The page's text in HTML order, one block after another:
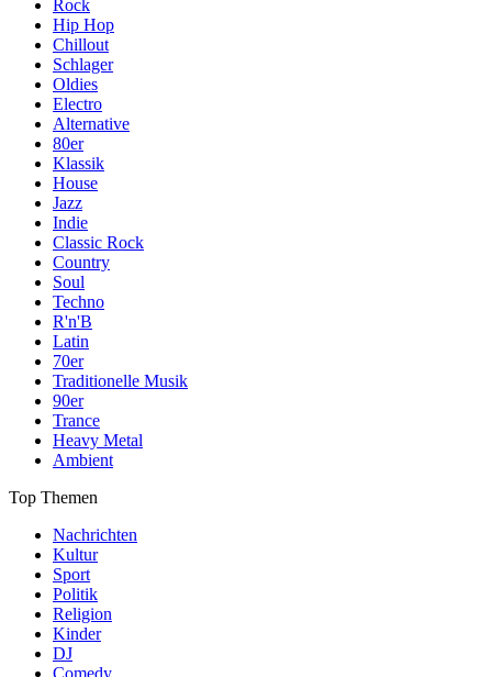
Rock
Hip Hop
Chillout
Schlager
Oldies
Electro
Alternative
80er
Klassik
House
Jazz
Indie
Classic Rock
Country
Soul
Techno
R'n'B
Latin
70er
Traditionelle Musik
90er
Trance
Heavy Metal
Ambient
Top Themen
Nachrichten
Kultur
Sport
Politik
Religion
Kinder
DJ